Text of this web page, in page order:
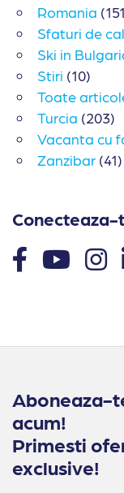
Romania
Sfaturi de
Ski in
Stiri (10)
Toate
Turcia (203)
Vacanta cu
Zanzibar (41)
Conecteaza-
Aboneaza-
acum!
Primesti
exclusive!